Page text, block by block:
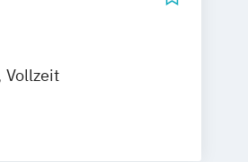
Vollzeit